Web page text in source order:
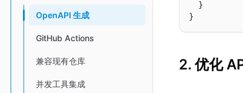
OpenAPI 生成
GitHub Actions
兼容现有仓库
并发工具集成
  }
2. 优化